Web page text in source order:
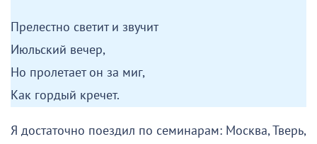
Прелестно светит и звучит
Июльский вечер,
Но пролетает он за миг,
Как гордый кречет.
Я достаточно поездил по семинарам: Москва, Тверь,